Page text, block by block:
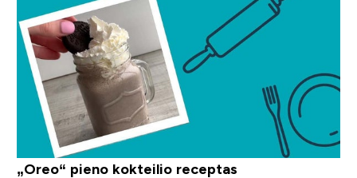
„Oreo“ pieno kokteilio receptas